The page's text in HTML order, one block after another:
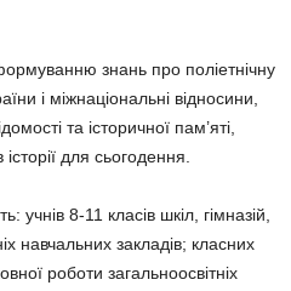
знань про поліетнічну
і міжнаціональні відносини,
та історичної пам’яті,
для сьогодення.
учнів 8-11 класів шкіл, гімназій,
навчальних закладів; класних
роботи загальноосвітніх